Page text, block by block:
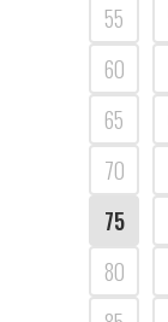
55
60
65
70
75
80